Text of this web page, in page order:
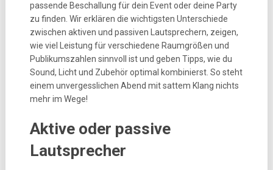
passende Beschallung für dein Event oder deine Party
zu finden. Wir erklären die wichtigsten Unterschiede
zwischen aktiven und passiven Lautsprechern, zeigen,
wie viel Leistung für verschiedene Raumgrößen und
Publikumszahlen sinnvoll ist und geben Tipps, wie du
Sound, Licht und Zubehör optimal kombinierst. So steht
einem unvergesslichen Abend mit sattem Klang nichts
mehr im Wege!
Aktive oder passive
Lautsprecher